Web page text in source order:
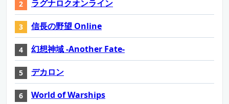
ラグナロクオンライン
信長の野望 Online
幻想神域 -Another Fate-
デカロン
World of Warships